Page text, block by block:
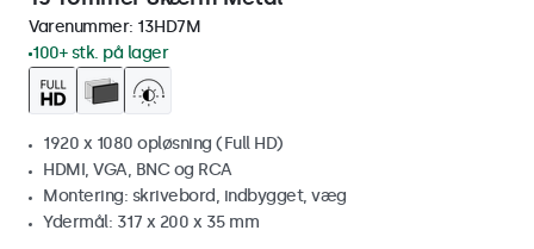
Varenummer: 13HD7M
100+ stk. på lager
1920 x 1080 opløsning (Full HD)
HDMI, VGA, BNC og RCA
Montering: skrivebord, indbygget, væg
Ydermål: 317 x 200 x 35 mm